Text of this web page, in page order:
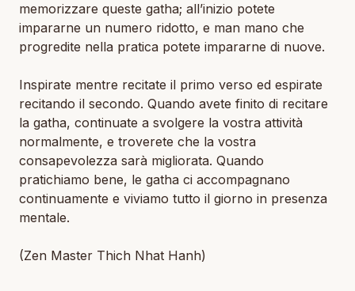
memorizzare queste gatha; all’inizio potete
impararne un numero ridotto, e man mano che
progredite nella pratica potete impararne di nuove.
Inspirate mentre recitate il primo verso ed espirate
recitando il secondo. Quando avete finito di recitare
la gatha, continuate a svolgere la vostra attività
normalmente, e troverete che la vostra
consapevolezza sarà migliorata. Quando
pratichiamo bene, le gatha ci accompagnano
continuamente e viviamo tutto il giorno in presenza
mentale.
(Zen Master Thich Nhat Hanh)